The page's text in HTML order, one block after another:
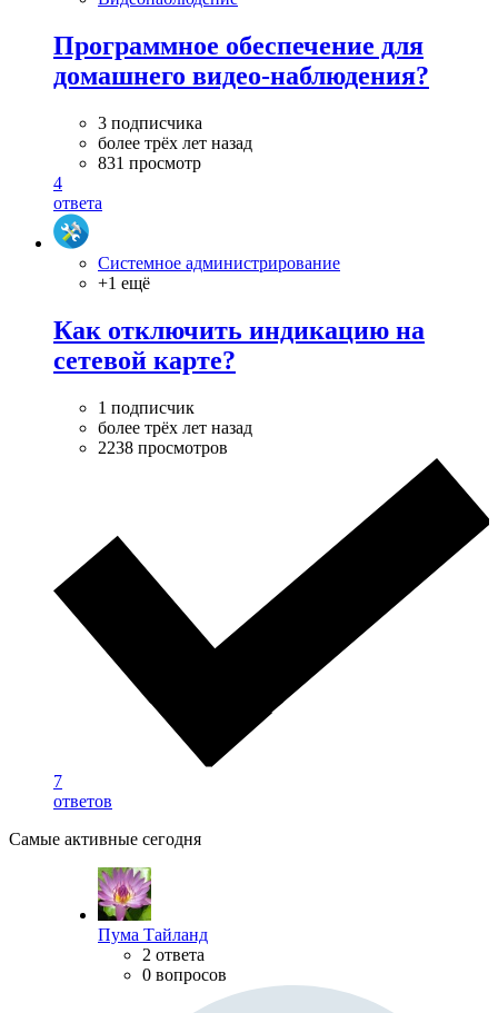
Программное обеспечение для
домашнего видео-наблюдения?
3 подписчика
более трёх лет назад
831 просмотр
4
ответа
Системное администрирование
+1 ещё
Как отключить индикацию на
сетевой карте?
1 подписчик
более трёх лет назад
2238 просмотров
7
ответов
Самые активные сегодня
Пума Тайланд
2 ответа
0 вопросов